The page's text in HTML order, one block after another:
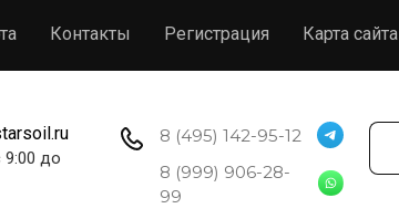
Контакты Регистрация Карта сайта
9:00 до
8 (495) 142-95-12
8 (999) 906-28-
99